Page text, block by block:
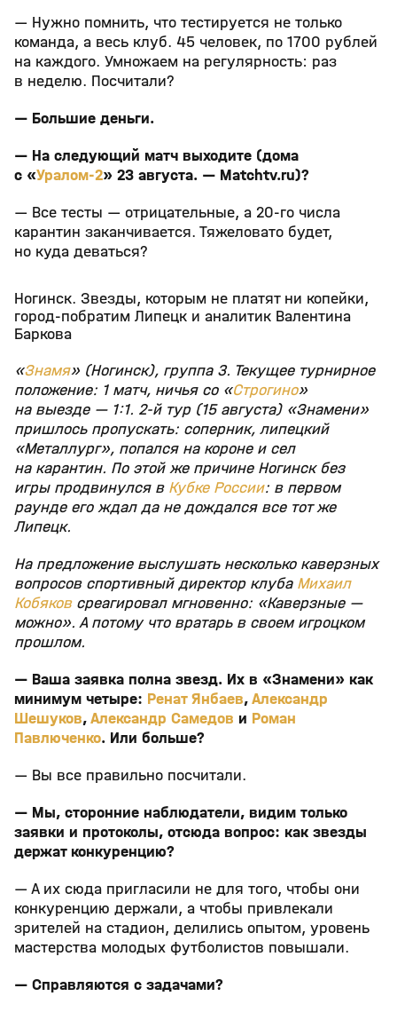
— Нужно помнить, что тестируется не только
команда, а весь клуб. 45 человек, по 1700 рублей
на каждого. Умножаем на регулярность: раз
в неделю. Посчитали?
— Большие деньги.
— На следующий матч выходите (дома
с «Уралом-2» 23 августа. — Matchtv.ru)?
— Все тесты — отрицательные, а 20-го числа
карантин заканчивается. Тяжеловато будет,
но куда деваться?
Ногинск. Звезды, которым не платят ни копейки,
город-побратим Липецк и аналитик Валентина
Баркова
«Знамя» (Ногинск), группа 3. Текущее турнирное
положение: 1 матч, ничья со «Строгино»
на выезде — 1:1. 2-й тур (15 августа) «Знамени»
пришлось пропускать: соперник, липецкий
«Металлург», попался на короне и сел
на карантин. По этой же причине Ногинск без
игры продвинулся в Кубке России: в первом
раунде его ждал да не дождался все тот же
Липецк.
На предложение выслушать несколько каверзных
вопросов спортивный директор клуба Михаил
Кобяковсреагировал мгновенно: «Каверзные —
можно». А потому что вратарь в своем игроцком
прошлом.
— Ваша заявка полна звезд. Их в «Знамени» как
минимум четыре: Ренат Янбаев,Александр
Шешуков,Александр Самедов и Роман
Павлюченко. Или больше?
— Вы все правильно посчитали.
— Мы, сторонние наблюдатели, видим только
заявки и протоколы, отсюда вопрос: как звезды
держат конкуренцию?
— А их сюда пригласили не для того, чтобы они
конкуренцию держали, а чтобы привлекали
зрителей на стадион, делились опытом, уровень
мастерства молодых футболистов повышали.
— Справляются с задачами?